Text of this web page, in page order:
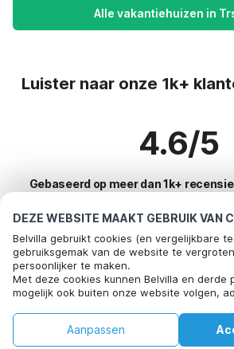
DEZE WEBSITE MAAKT GEBRUIK VAN
Belvilla gebruikt cookies (en vergelijkbare
gebruiksgemak van de website te
persoonlijker te maken.
Met deze cookies kunnen Belvilla en derde
mogelijk ook buiten onze website volgen,
social media.
Door op "accepteren" te klikken gaat u
Aanpassen
Alle vakantiehuizen in
Luister naar onze 1k+
4.6/5
Gebaseerd op meer dan 1k+
Meest populaire
vakantie
Top steden met top voorzieningen voor
Kindvriendelijke vakantiehuizen bayeux
Top steden met top voorzieningen voor
Huis Verlanglijst